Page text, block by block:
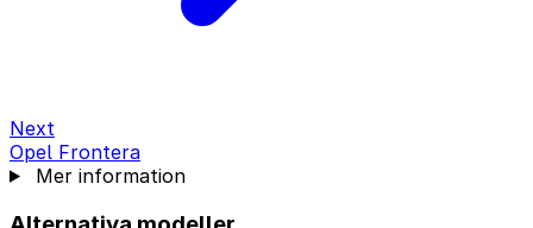
Next
Opel Frontera
Mer information